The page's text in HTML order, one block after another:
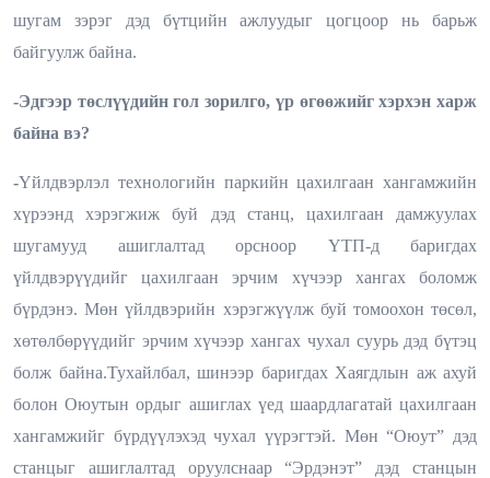
шугам зэрэг дэд бүтцийн ажлуудыг цогцоор нь барьж
байгуулж байна.
-Эдгээр төслүүдийн гол зорилго, үр өгөөжийг хэрхэн харж
байна вэ?
-Үйлдвэрлэл технологийн паркийн цахилгаан хангамжийн
хүрээнд хэрэгжиж буй дэд станц, цахилгаан дамжуулах
шугамууд ашиглалтад орсноор ҮТП-д баригдах
үйлдвэрүүдийг цахилгаан эрчим хүчээр хангах боломж
бүрдэнэ. Мөн үйлдвэрийн хэрэгжүүлж буй томоохон төсөл,
хөтөлбөрүүдийг эрчим хүчээр хангах чухал суурь дэд бүтэц
болж байна.Тухайлбал, шинээр баригдах Хаягдлын аж ахуй
болон Оюутын ордыг ашиглах үед шаардлагатай цахилгаан
хангамжийг бүрдүүлэхэд чухал үүрэгтэй. Мөн “Оюут” дэд
станцыг ашиглалтад оруулснаар “Эрдэнэт” дэд станцын